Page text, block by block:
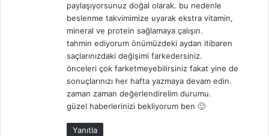
paylaşıyorsunuz doğal olarak. bu nedenle
beslenme takvimimize uyarak ekstra vitamin,
mineral ve protein sağlamaya çalışın.
tahmin ediyorum önümüzdeki aydan itibaren
saçlarınızdaki değişimi farkedersiniz.
önceleri çok farketmeyebilirsiniz fakat yine de
sonuçlarınızı her hafta yazmaya devam edin.
zaman zaman değerlendirelim durumu.
güzel haberlerinizi bekliyorum ben 🙂
Yanıtla